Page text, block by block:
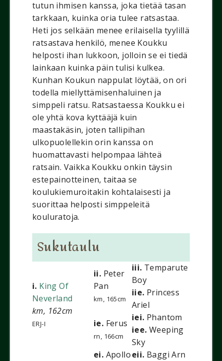
tutun ihmisen kanssa, joka tietää tasan
tarkkaan, kuinka oria tulee ratsastaa.
Heti jos selkään menee erilaisella tyylillä
ratsastava henkilö, menee Koukku
helposti ihan lukkoon, jolloin se ei tiedä
lainkaan kuinka päin tulisi kulkea.
Kunhan Koukun nappulat löytää, on ori
todella miellyttämisenhaluinen ja
simppeli ratsu. Ratsastaessa Koukku ei
ole yhtä kova kyttääjä kuin
maastakäsin, joten tallipihan
ulkopuolellekin orin kanssa on
huomattavasti helpompaa lähteä
ratsain. Vaikka Koukku onkin täysin
estepainotteinen, taitaa se
koulukiemuroitakin kohtalaisesti ja
suorittaa helposti simppeleitä
kouluratoja.
Sukutaulu
i. King Of
Neverland
km, 162cm
ERJ-I
ii. Peter
Pan
km, 165cm
iii. Temparute
Boy
iie. Princess
Ariel
ie. Ferus
rn, 166cm
iei. Phantom
iee. Weeping
Sky
ei. Apolloeii. Baggi Arn